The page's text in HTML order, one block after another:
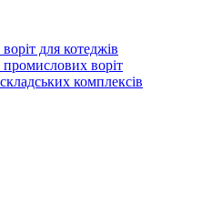
для котеджів
воріт
комплексів